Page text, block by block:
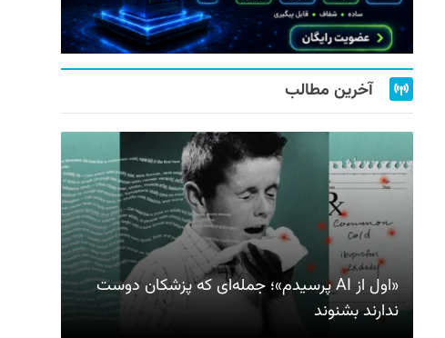
آخرین مطالب
«اول از AI پرسیدم»؛ جمله‌ای که پزشکان دوست
ندارند بشنوند